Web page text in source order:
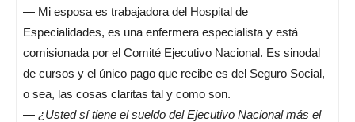
— Mi esposa es trabajadora del Hospital de
Especialidades, es una enfermera especialista y está
comisionada por el Comité Ejecutivo Nacional. Es sinodal
de cursos y el único pago que recibe es del Seguro Social,
o sea, las cosas claritas tal y como son.
— ¿Usted sí tiene el sueldo del Ejecutivo Nacional más el